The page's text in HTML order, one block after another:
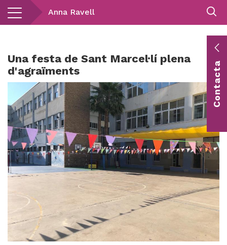
Vés
Anna Ravell
Una festa de Sant Marcel·lí plena
d'agraïments
Contacta